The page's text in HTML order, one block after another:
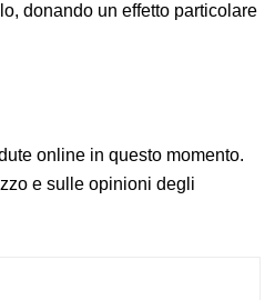
donando un effetto particolare
online in questo momento.
e sulle opinioni degli